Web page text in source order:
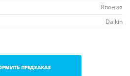
Япония
Daikin
ПРЕДЗАКАЗ